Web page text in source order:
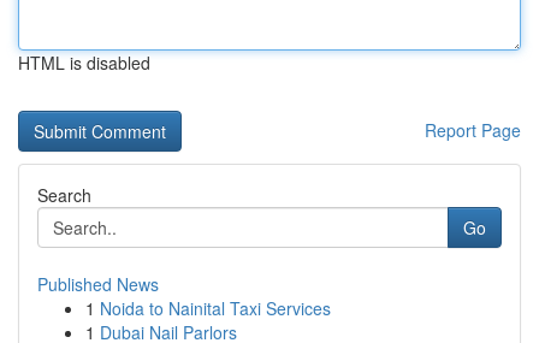
HTML is disabled
Report Page
Search
Go
Published News
1 Noida to Nainital Taxi Services
1 Dubai Nail Parlors